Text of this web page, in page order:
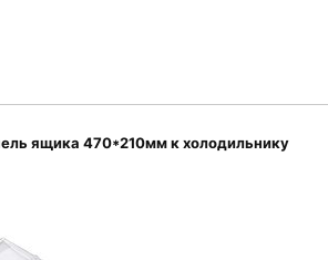
ящика 470*210мм к холодильнику